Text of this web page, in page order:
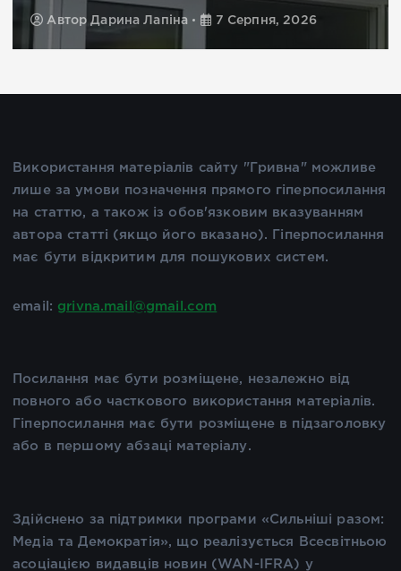
АвторДарина Лапіна 7 Серпня, 2026
Використання матеріалів сайту "Гривна" можливе
лише за умови позначення прямого гіперпосилання
на статтю, а також із обов'язковим вказуванням
автора статті (якщо його вказано). Гіперпосилання
має бути відкритим для пошукових систем.
email: grivna.mail@gmail.com
Посилання має бути розміщене, незалежно від
повного або часткового використання матеріалів.
Гіперпосилання має бути розміщене в підзаголовку
або в першому абзаці матеріалу.
Здійснено за підтримки програми «Сильніші разом:
Медіа та Демократія», що реалізується Всесвітньою
асоціацією видавців новин (WAN-IFRA) у